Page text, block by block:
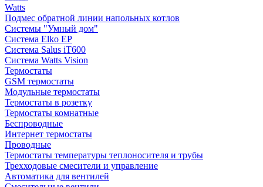
Watts
Подмес обратной линии напольных котлов
Системы "Умный дом"
Система Elko EP
Система Salus iT600
Система Watts Vision
Термостаты
GSM термостаты
Модульные термостаты
Термостаты в розетку
Термостаты комнатные
Беспроводные
Интернет термостаты
Проводные
Термостаты температуры теплоносителя и трубы
Трехходовые смесители и управление
Автоматика для вентилей